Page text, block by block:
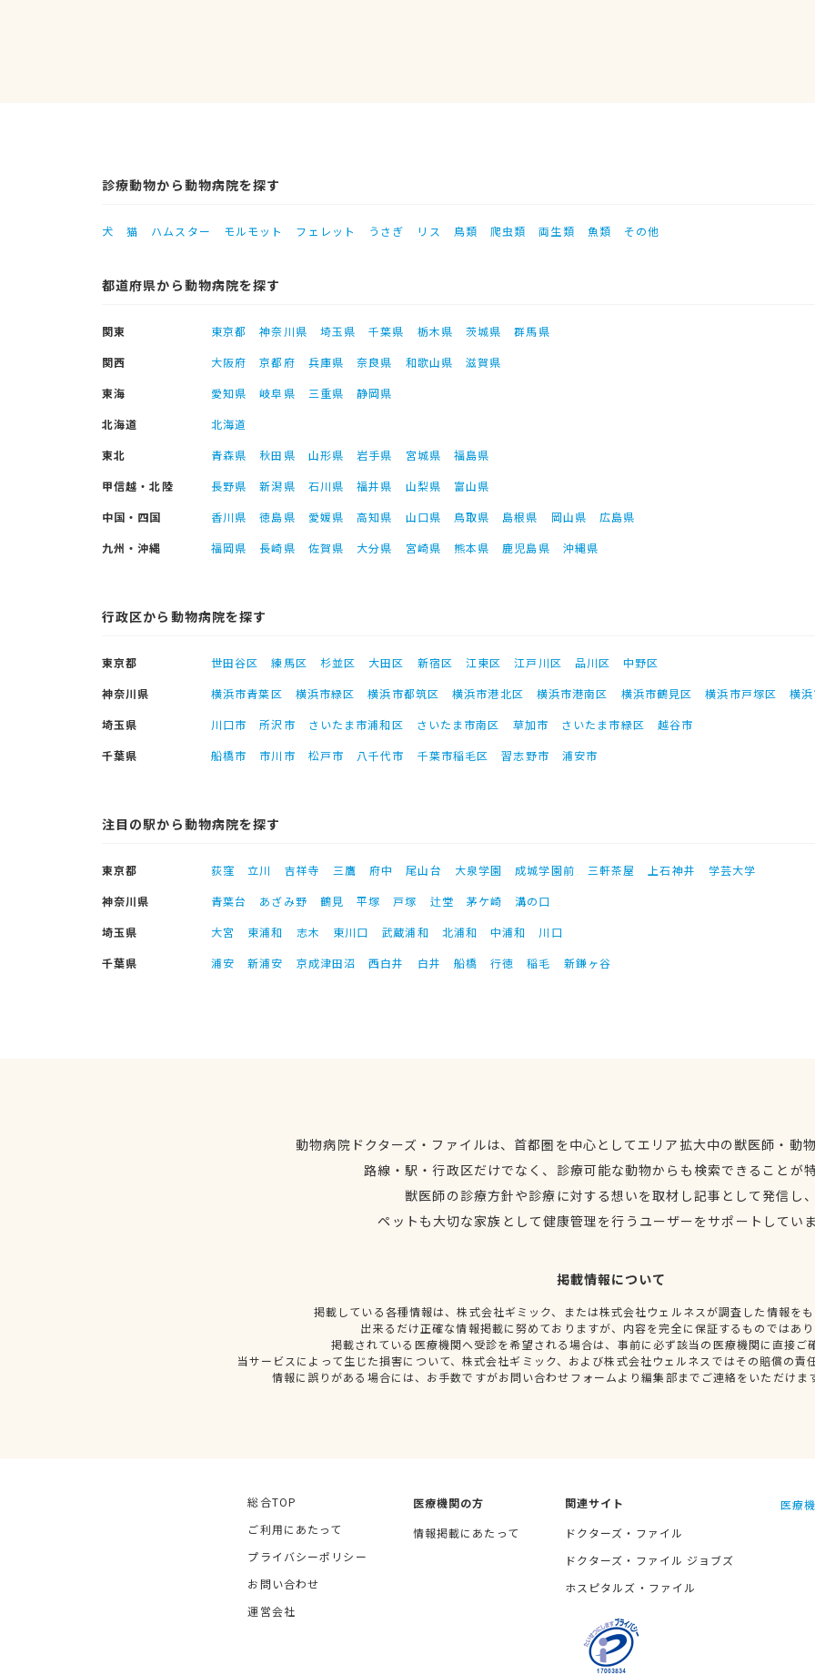
診療動物から動物病院を探す
犬 猫 ハムスター モルモット フェレット うさぎ リス 鳥類 爬虫類 両生類 魚類 その他
都道府県から動物病院を探す
関東 東京都 神奈川県 埼玉県 千葉県 栃木県 茨城県
群馬県
関西
大阪府 京都府 兵庫県 奈良県 和歌山県
滋賀県
東海
愛知県 岐阜県 三重県
静岡県
北海道
北海道
東北
青森県 秋田県 山形県 岩手県 宮城県
福島県
甲信越・北陸
長野県 新潟県 石川県 福井県 山梨県
富山県
中国・四国
香川県 徳島県 愛媛県 高知県 山口県 鳥取県 島根県 岡山県
広島県
九州・沖縄
福岡県 長崎県 佐賀県 大分県 宮崎県 熊本県 鹿児島県 沖縄県
行政区から動物病院を探す
東京都 世田谷区 練馬区 杉並区 大田区 新宿区 江東区 江戸川区 品川区
中野区
神奈川県
横浜市青葉区 横浜市緑区 横浜市都筑区 横浜市港北区 横浜市港南区 横浜市鶴見区 横浜市戸塚区
横
埼玉県
川口市 所沢市 さいたま市浦和区 さいたま市南区 草加市 さいたま市緑区
越谷市
千葉県
船橋市 市川市 松戸市 八千代市 千葉市稲毛区 習志野市 浦安市
注目の駅から動物病院を探す
東京都 荻窪 立川 吉祥寺 三鷹 府中 尾山台 大泉学園 成城学園前 三軒茶屋 上石神井
学芸大学
神奈川県
青葉台 あざみ野 鶴見 平塚 戸塚 辻堂 茅ケ崎
溝の口
埼玉県
大宮 東浦和 志木 東川口 武蔵浦和 北浦和 中浦和
川口
千葉県
浦安 新浦安 京成津田沼 西白井 白井 船橋 行徳 稲毛 新鎌ヶ谷
動物病院ドクターズ・ファイルは、首都圏を中心としてエリア拡大中の獣医師・動
路線・駅・行政区だけでなく、診療可能な動物からも検索できることが
獣医師の診療方針や診療に対する想いを取材し記事として発信し
ペットも大切な家族として健康管理を行うユーザーをサポートしてい
掲載情報について
掲載している各種情報は、株式会社ギミック、または株式会社ウェルネスが調査した情報を
出来るだけ正確な情報掲載に努めておりますが、内容を完全に保証するものではあ
掲載されている医療機関へ受診を希望される場合は、事前に必ず該当の医療機関に直接ご
当サービスによって生じた損害について、株式会社ギミック、および株式会社ウェルネスではその賠償の責
情報に誤りがある場合には、お手数ですがお問い合わせフォームより編集部までご連絡をいただけま
総合TOP
ご利用にあたって
プライバシーポリシー
お問い合わせ
運営会社
医療機関の方
情報掲載にあたって
関連サイト
ドクターズ・ファイル
ドクターズ・ファイル ジョブズ
ホスピタルズ・ファイル
医療